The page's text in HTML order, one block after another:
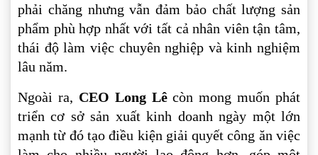
phải chăng nhưng vẫn đảm bảo chất lượng sản
phẩm phù hợp nhất với tất cả nhân viên tận tâm,
thái độ làm việc chuyên nghiệp và kinh nghiệm
lâu năm.
Ngoài ra, CEO Long Lêcòn mong muốn phát
triển cơ sở sản xuất kinh doanh ngày một lớn
mạnh từ đó tạo điều kiện giải quyết công ăn việc